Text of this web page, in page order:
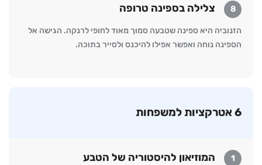
8 צלילה בספינה טרופה
הזנוביה היא ספינה שטבעה סמוך מאוד לחופי לרנקה. הגישה אל
הספינה נוחה ואפשר אפילו להיכנס ולסייר בתוכה.
6 אטרקציות למשפחות
1 המוזיאון להיסטוריה של הטבע